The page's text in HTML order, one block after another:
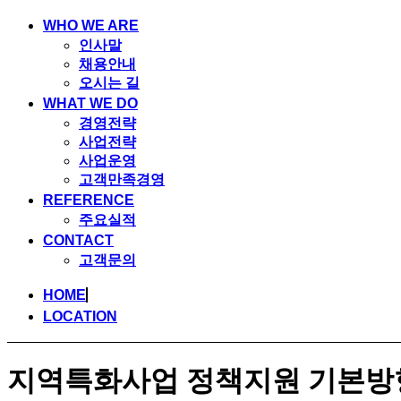
WHO WE ARE
인사말
채용안내
오시는 길
WHAT WE DO
경영전략
사업전략
사업운영
고객만족경영
REFERENCE
주요실적
CONTACT
고객문의
HOME
LOCATION
지역특화사업 정책지원 기본